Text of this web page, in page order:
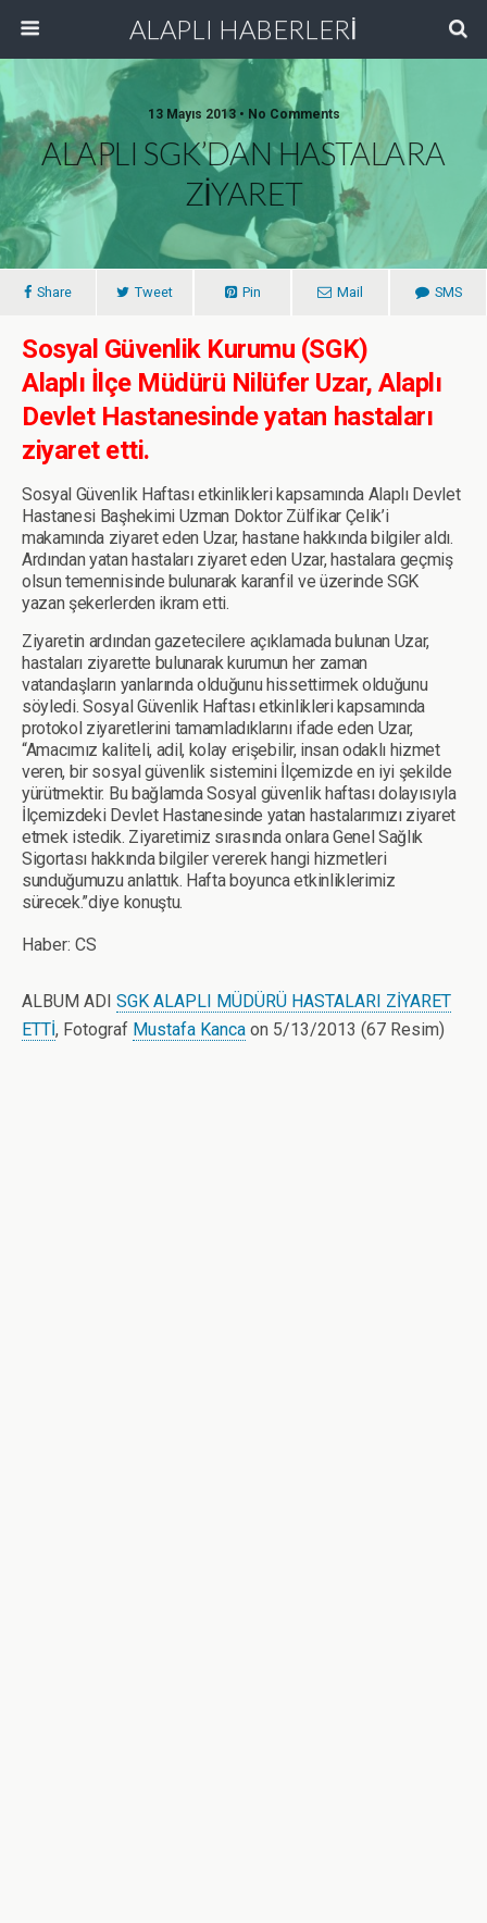
ALAPLI HABERLERİ
13 Mayıs 2013 • No Comments
ALAPLI SGK’DAN HASTALARA
ZİYARET
Share Tweet Pin Mail SMS
Sosyal Güvenlik Kurumu (SGK)
Alaplı İlçe Müdürü Nilüfer Uzar, Alaplı
Devlet Hastanesinde yatan hastaları
ziyaret etti.
Sosyal Güvenlik Haftası etkinlikleri kapsamında Alaplı Devlet
Hastanesi Başhekimi Uzman Doktor Zülfikar Çelik’i
makamında ziyaret eden Uzar, hastane hakkında bilgiler aldı.
Ardından yatan hastaları ziyaret eden Uzar, hastalara geçmiş
olsun temennisinde bulunarak karanfil ve üzerinde SGK
yazan şekerlerden ikram etti.
Ziyaretin ardından gazetecilere açıklamada bulunan Uzar,
hastaları ziyarette bulunarak kurumun her zaman
vatandaşların yanlarında olduğunu hissettirmek olduğunu
söyledi. Sosyal Güvenlik Haftası etkinlikleri kapsamında
protokol ziyaretlerini tamamladıklarını ifade eden Uzar,
“Amacımız kaliteli, adil, kolay erişebilir, insan odaklı hizmet
veren, bir sosyal güvenlik sistemini İlçemizde en iyi şekilde
yürütmektir. Bu bağlamda Sosyal güvenlik haftası dolayısıyla
İlçemizdeki Devlet Hastanesinde yatan hastalarımızı ziyaret
etmek istedik. Ziyaretimiz sırasında onlara Genel Sağlık
Sigortası hakkında bilgiler vererek hangi hizmetleri
sunduğumuzu anlattık. Hafta boyunca etkinliklerimiz
sürecek.”diye konuştu.
Haber: CS
ALBUM ADI SGK ALAPLI MÜDÜRÜ HASTALARI ZİYARET
ETTİ, Fotograf Mustafa Kanca on 5/13/2013 (67 Resim)